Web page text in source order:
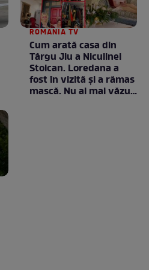
ROMANIA TV
Cum arată casa din
Târgu Jiu a Niculinei
Stoican. Loredana a
fost în vizită și a rămas
mască. Nu ai mai văzut